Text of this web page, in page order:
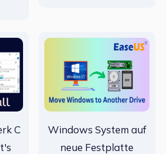
C
Windows System auf
neue Festplatte